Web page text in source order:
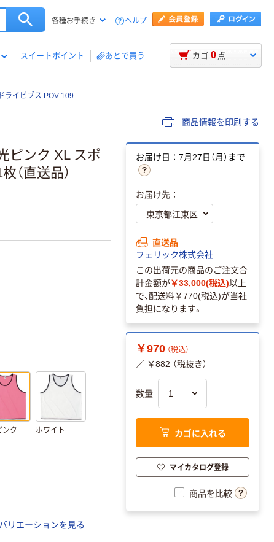
各種お手続き ヘルプ
スイートポイント あとで買う カゴ 0 点
ライビブス POV-109
商品情報を印刷する
ピンク XL スポ
（直送品）
ンク ホワイト
リエーションを見る
お届け日：7月27日（月）まで
お届け先：
直送品
フェリック株式会社
この出荷元の商品のご注文合
計金額が￥33,000(税込)以上
で、配送料￥770(税込)が当社
負担になります。
￥970 （税込）
／ ￥882 （税抜き）
数量
カゴに入れる
マイカタログ登録
商品を比較